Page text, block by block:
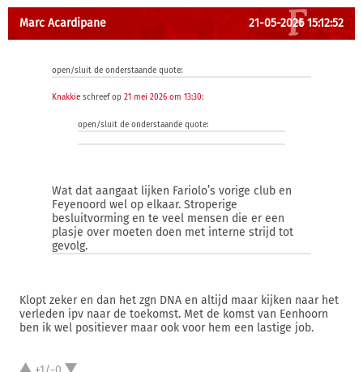
Marc Acardipane 21-05-2026 15:12:52
open/sluit de onderstaande quote:
Knakkie schreef op 21 mei 2026 om 13:30:
open/sluit de onderstaande quote:
Wat dat aangaat lijken Fariolo’s vorige club en
Feyenoord wel op elkaar. Stroperige
besluitvorming en te veel mensen die er een
plasje over moeten doen met interne strijd tot
gevolg.
Klopt zeker en dan het zgn DNA en altijd maar kijken naar het
verleden ipv naar de toekomst. Met de komst van Eenhoorn
ben ik wel positiever maar ook voor hem een lastige job.